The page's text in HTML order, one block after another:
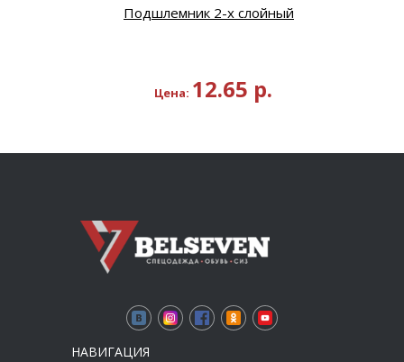
Подшлемник 2-х слойный
Цена: 12.65 р.
НАВИГАЦИЯ